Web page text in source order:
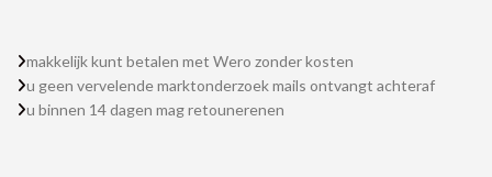
makkelijk kunt betalen met Wero zonder kosten
u geen vervelende marktonderzoek mails ontvangt achteraf
u binnen 14 dagen mag retounerenen